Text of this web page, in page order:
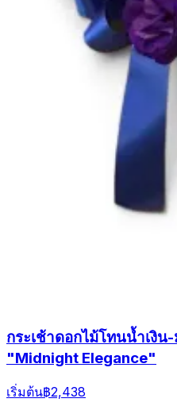
กระเช้าดอกไม้โทนน้ำเงิน
"Midnight Elegance"
เริ่มต้น฿2,438